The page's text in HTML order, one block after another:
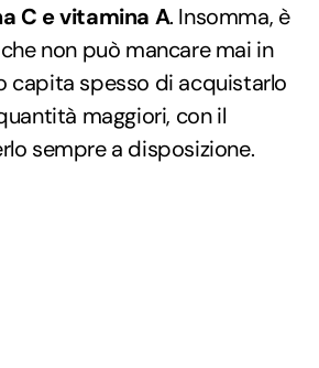
C e vitamina A. Insomma, è
non può mancare mai in
capita spesso di acquistarlo
maggiori, con il
sempre a disposizione.